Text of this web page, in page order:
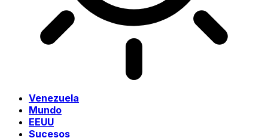
Venezuela
Mundo
EEUU
Sucesos